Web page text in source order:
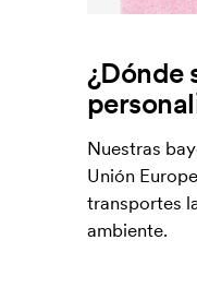
¿Dónde
Nuestras
Unión
transportes
ambiente.